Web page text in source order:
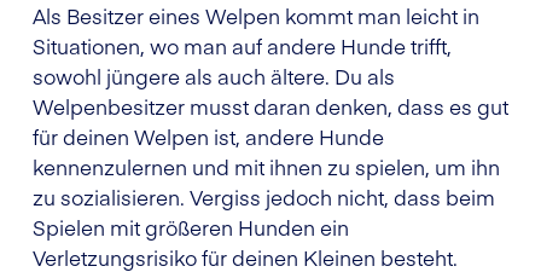
Als Besitzer eines Welpen kommt man leicht in
Situationen, wo man auf andere Hunde trifft,
sowohl jüngere als auch ältere. Du als
Welpenbesitzer musst daran denken, dass es gut
für deinen Welpen ist, andere Hunde
kennenzulernen und mit ihnen zu spielen, um ihn
zu sozialisieren. Vergiss jedoch nicht, dass beim
Spielen mit größeren Hunden ein
Verletzungsrisiko für deinen Kleinen besteht.